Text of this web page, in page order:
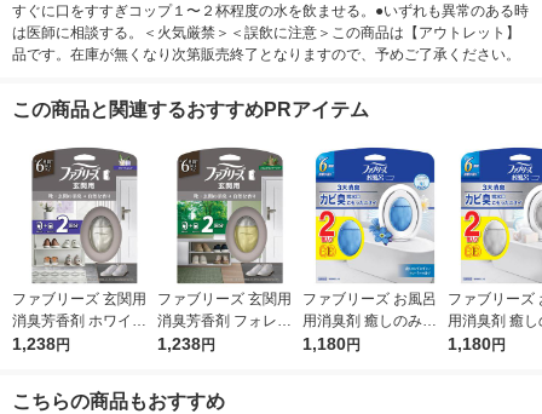
すぐに口をすすぎコップ１〜２杯程度の水を飲ませる。●いずれも異常のある時
は医師に相談する。＜火気厳禁＞＜誤飲に注意＞この商品は【アウトレット】
品です。在庫が無くなり次第販売終了となりますので、予めご了承ください。
この商品と関連するおすすめPRアイテム
ファブリーズ 玄関用
消臭芳香剤 ホワイト
ムスクの香り 7mL 1
1,238円
ファブリーズ 玄関用
消臭芳香剤 フォレス
ト＆シダーウッドの香
1,238円
ファブリーズ お風呂
用消臭剤 癒しのみず
みずしいフローラルの
1,180円
ファブリーズ
用消臭剤 癒
っと香るせっ
1,180円
こちらの商品もおすすめ